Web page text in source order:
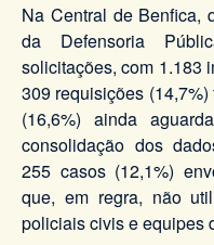
Na Central de Benfica,
da Defensoria
solicitações, com 1.183
309 requisições
(16,6%) ainda
consolidação dos
255 casos (12,1%)
que, em regra, não
policiais civis e equipes